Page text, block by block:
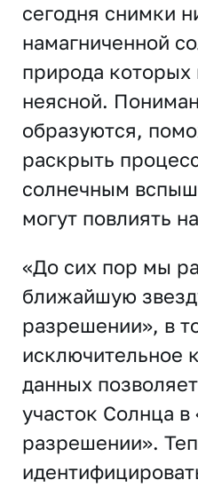
сегодня снимки
намагниченной
природа которых
неясной.
образуются,
раскрыть
солнечным
могут повлиять
«До сих пор мы
ближайшую
разрешении», в
исключительное
данных
участок Солнца
разрешении».